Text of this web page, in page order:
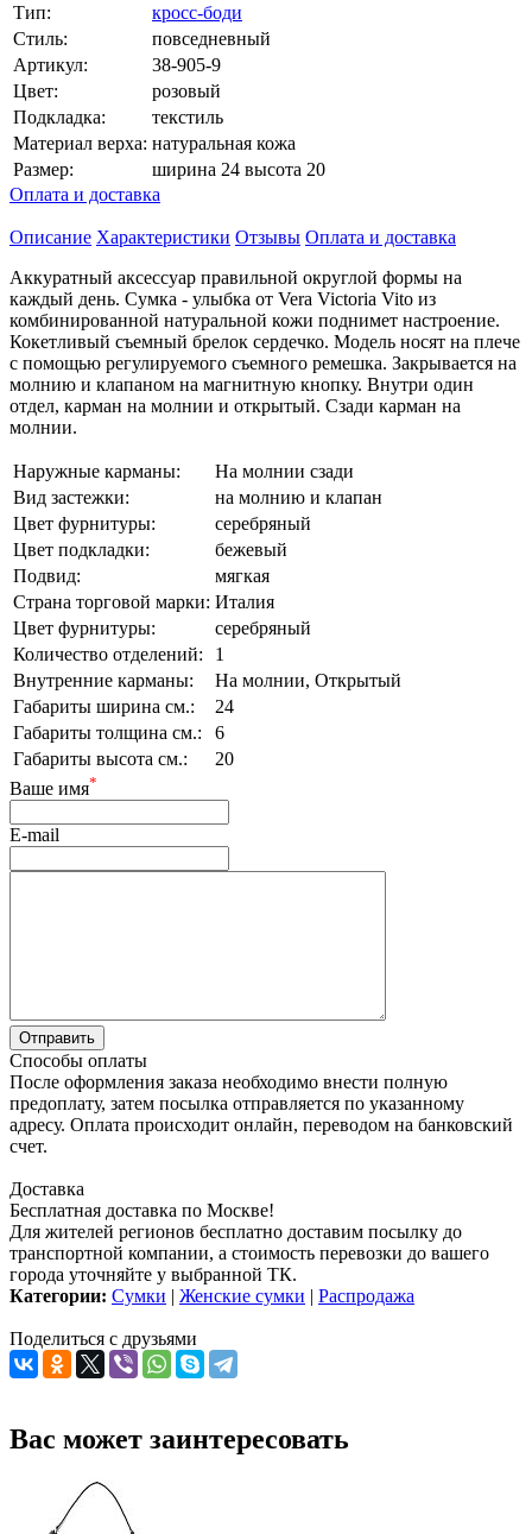
Тип:
кросс-боди
Стиль:
повседневный
Артикул:
38-905-9
Цвет:
розовый
Подкладка:
текстиль
Материал верха: натуральная кожа
Размер:
ширина 24 высота 20
Оплата и доставка
Описание Характеристики Отзывы Оплата и доставка
Аккуратный аксессуар правильной округлой формы на
каждый день. Сумка - улыбка от Vera Victoria Vito из
комбинированной натуральной кожи поднимет настроение.
Кокетливый съемный брелок сердечко. Модель носят на плече
с помощью регулируемого съемного ремешка. Закрывается на
молнию и клапаном на магнитную кнопку. Внутри один
отдел, карман на молнии и открытый. Сзади карман на
молнии.
Наружные карманы:
На молнии сзади
Вид застежки:
на молнию и клапан
Цвет фурнитуры:
серебряный
Цвет подкладки:
бежевый
Подвид:
мягкая
Страна торговой марки: Италия
Цвет фурнитуры:
серебряный
Количество отделений:
1
Внутренние карманы:
На молнии, Открытый
Габариты ширина см.:
24
Габариты толщина см.:
6
Габариты высота см.:
20
Ваше имя*
E-mail
Способы оплаты
После оформления заказа необходимо внести полную
предоплату, затем посылка отправляется по указанному
адресу. Оплата происходит онлайн, переводом на банковский
счет.
Доставка
Бесплатная доставка по Москве!
Для жителей регионов бесплатно доставим посылку до
транспортной компании, а стоимость перевозки до вашего
города уточняйте у выбранной ТК.
Категории: Сумки | Женские сумки | Распродажа
Поделиться с друзьями
Вас может заинтересовать